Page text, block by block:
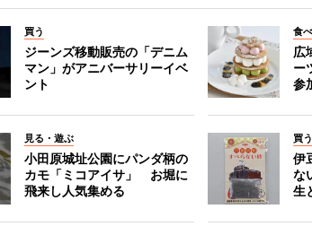
買う
ジーンズ移動販売の「デニム
マン」がアニバーサリーイベ
ント
食
広
ー
参
見る・遊ぶ
小田原城址公園にパンダ柄の
カモ「ミコアイサ」 お堀に
飛来し人気集める
買う
伊
な
生